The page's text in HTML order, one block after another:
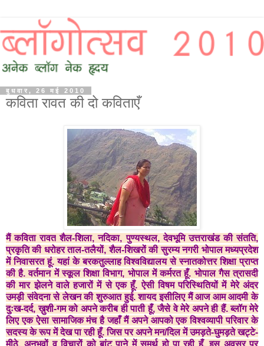
बुधवार, 26 मई 2010
कविता रावत की दो कविताएँ
मैंकविता रावत शैल-शिला, नदिका, पुण्यस्थल, देवभूमि उत्तराखंड की संतति,
प्रकृति की धरोहर ताल-तलैयों, शैल-शिखरों की सुरम्य नगरी भोपाल मध्यप्रदेश
में निवासरत हूं. यहां के बरकतुल्लाह विश्वविद्यालय से स्नातकोत्तर शिक्षा प्राप्‍त
की है. वर्तमान में स्कूल शिक्षा विभाग, भोपाल में कर्मरत हूँ. भोपाल गैस त्रासदी
की मार झेलने वाले हजारों में से एक हूँ. ऐसी विषम परिस्थितियों में मेरे अंदर
उमड़ी संवेदना से लेखन की शुरुआत हुई. शायद इसीलिए मैं आज आम आदमी के
दुःख-दर्द, ख़ुशी-गम को अपने करीब ही पाती हूँ, जैसे वे मेरे अपने ही हैं. ब्लॉग मेरे
लिए एक ऐसा सामाजिक मंच है जहाँ मैं अपने आपको एक विश्वव्यापी परिवार के
सदस्य के रूप में देख पा रही हूँ. जिस पर अपने मन/दिल में उमड़ते-घुमड़ते खट्टे-